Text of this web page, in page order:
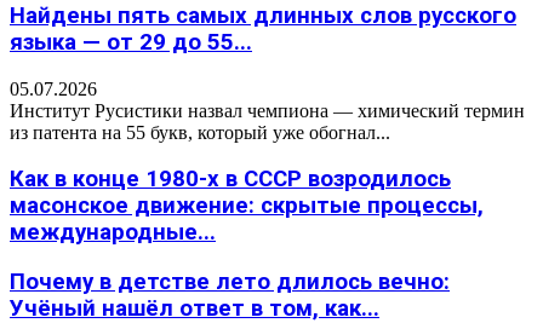
Найдены пять самых длинных слов русского
языка — от 29 до 55...
05.07.2026
Институт Русистики назвал чемпиона — химический термин
из патента на 55 букв, который уже обогнал...
Как в конце 1980-х в СССР возродилось
масонское движение: скрытые процессы,
международные...
Почему в детстве лето длилось вечно:
Учёный нашёл ответ в том, как...